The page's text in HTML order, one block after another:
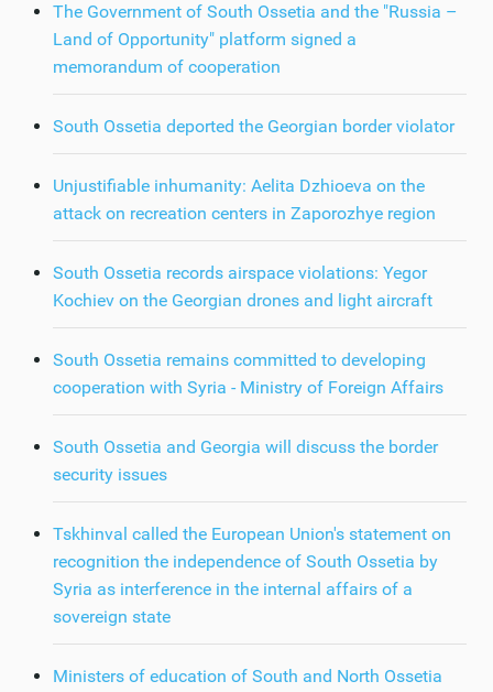
The Government of South Ossetia and the "Russia –
Land of Opportunity" platform signed a
memorandum of cooperation
South Ossetia deported the Georgian border violator
Unjustifiable inhumanity: Aelita Dzhioeva on the
attack on recreation centers in Zaporozhye region
South Ossetia records airspace violations: Yegor
Kochiev on the Georgian drones and light aircraft
South Ossetia remains committed to developing
cooperation with Syria - Ministry of Foreign Affairs
South Ossetia and Georgia will discuss the border
security issues
Tskhinval called the European Union's statement on
recognition the independence of South Ossetia by
Syria as interference in the internal affairs of a
sovereign state
Ministers of education of South and North Ossetia